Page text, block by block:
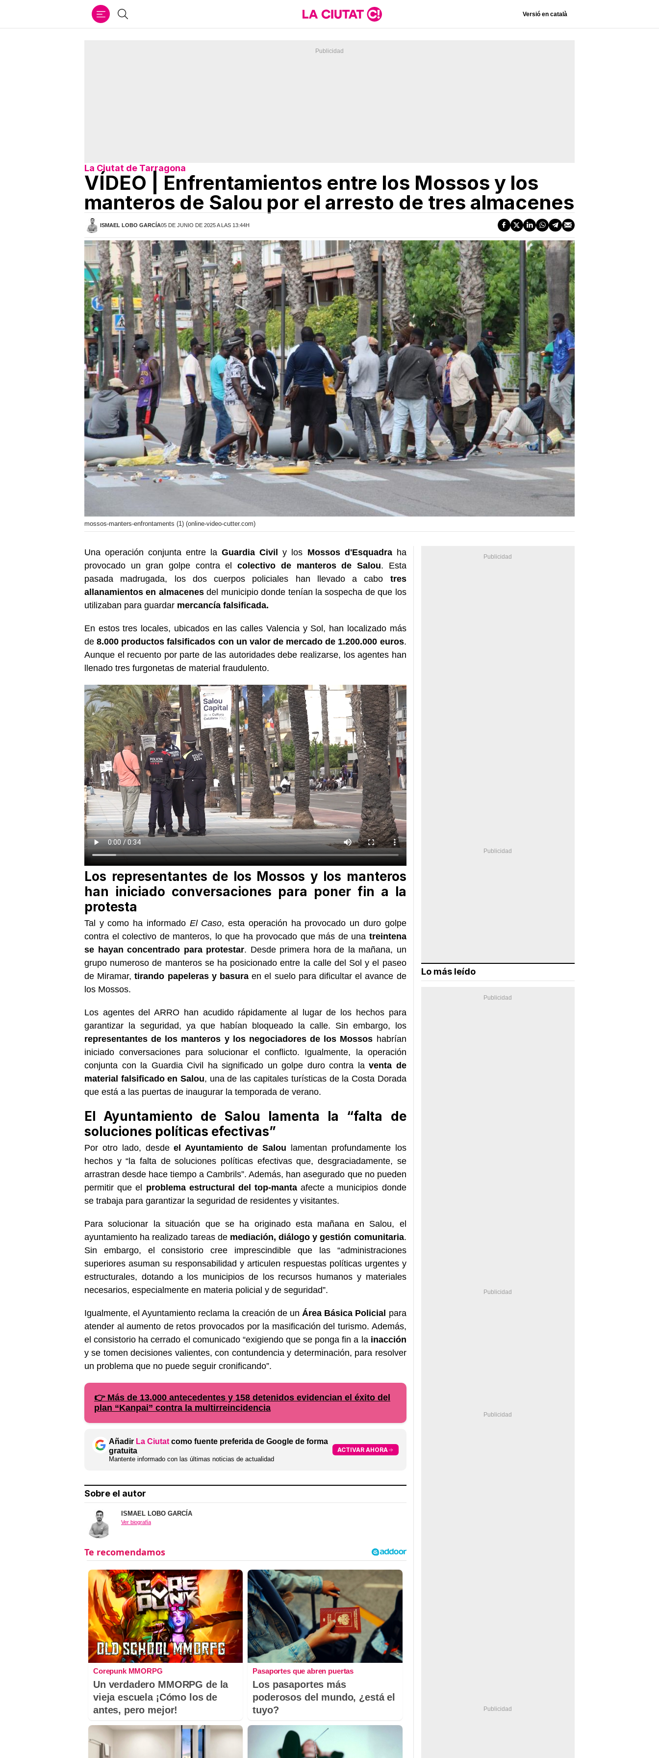
Buscar Versió en català
La Ciutat de Tarragona
VÍDEO | Enfrentamientos entre los Mossos y los
manteros de Salou por el arresto de tres almacenes
ISMAEL LOBO GARCÍA05 DE JUNIO DE 2025 A LAS 13:44H
mossos-manters-enfrontaments (1) (online-video-cutter.com)
Una operación conjunta entre la Guardia Civil y los Mossos d'Esquadraha
provocado un gran golpe contra el colectivo de manteros de Salou. Esta
pasada madrugada, los dos cuerpos policiales han llevado a cabo tres
allanamientos en almacenesdel municipio donde tenían la sospecha de que los
utilizaban para guardar mercancía falsificada.
En estos tres locales, ubicados en las calles Valencia y Sol, han localizado más
de 8.000 productos falsificados con un valor de mercado de 1.200.000 euros.
Aunque el recuento por parte de las autoridades debe realizarse, los agentes han
llenado tres furgonetas de material fraudulento.
Los representantes de los Mossos y los manteros
han iniciado conversaciones para poner fin a la
protesta
Tal y como ha informado El Caso, esta operación ha provocado un duro golpe
contra el colectivo de manteros, lo que ha provocado que más de una treintena
se hayan concentrado para protestar. Desde primera hora de la mañana, un
grupo numeroso de manteros se ha posicionado entre la calle del Sol y el paseo
de Miramar, tirando papeleras y basura en el suelo para dificultar el avance de
los Mossos.
Los agentes del ARRO han acudido rápidamente al lugar de los hechos para
garantizar la seguridad, ya que habían bloqueado la calle. Sin embargo, los
representantes de los manteros y los negociadores de los Mossos habrían
iniciado conversaciones para solucionar el conflicto. Igualmente, la operación
conjunta con la Guardia Civil ha significado un golpe duro contra laventa de
material falsificado en Salou, una de las capitales turísticas de la Costa Dorada
que está a las puertas de inaugurar la temporada de verano.
El Ayuntamiento de Salou lamenta la “falta de
soluciones políticas efectivas”
Por otro lado, desdeel Ayuntamiento de Salou lamentan profundamente los
hechos y “la falta de soluciones políticas efectivas que, desgraciadamente, se
arrastran desde hace tiempo a Cambrils”. Además, han asegurado que no pueden
permitir que el problema estructural del top-manta afecte a municipios donde
se trabaja para garantizar la seguridad de residentes y visitantes.
Para solucionar la situación que se ha originado esta mañana en Salou, el
ayuntamiento ha realizado tareas de mediación, diálogo y gestión comunitaria.
Sin embargo, el consistorio cree imprescindible que las “administraciones
superiores asuman su responsabilidad y articulen respuestas políticas urgentes y
estructurales, dotando a los municipios de los recursos humanos y materiales
necesarios, especialmente en materia policial y de seguridad”.
Igualmente, el Ayuntamiento reclama la creación de unÁrea Básica Policial para
atender al aumento de retos provocados por la masificación del turismo. Además,
el consistorio ha cerrado el comunicado “exigiendo que se ponga fin a la inacción
y se tomen decisiones valientes, con contundencia y determinación, para resolver
un problema que no puede seguir cronificando”.
👉 Más de 13.000 antecedentes y 158 detenidos evidencian el éxito del
plan “Kanpai” contra la multirreincidencia
Añadir La Ciutat como fuente preferida de Google de forma
gratuita
Mantente informado con las últimas noticias de actualidad
ACTIVAR AHORA
Sobre el autor
ISMAEL LOBO GARCÍA
Ver biografía
Corepunk MMORPG
Un verdadero MMORPG de la
vieja escuela ¡Cómo los de
antes, pero mejor!
Pasaportes que abren puertas
Los pasaportes más
poderosos del mundo, ¿está el
tuyo?
Lo más leído